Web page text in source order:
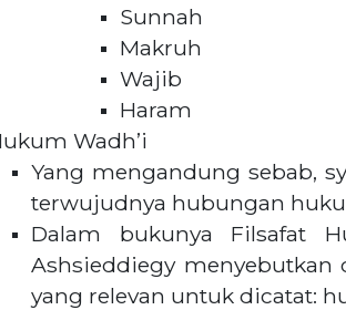
Sunnah
Makruh
Wajib
Haram
Wadh’i
Yang mengandung sebab,
terwujudnya hubungan
Dalam bukunya Filsafat
Ashsieddiegy
yang relevan untuk dicatat: